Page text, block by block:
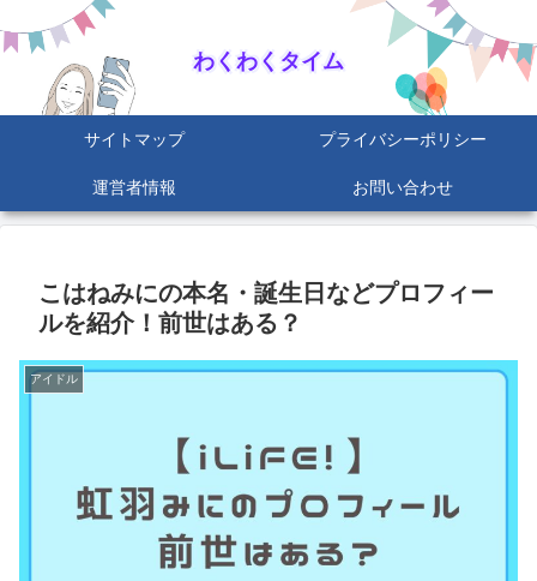
わくわくタイム
サイトマップ プライバシーポリシー
運営者情報 お問い合わせ
こはねみにの本名・誕生日などプロフィー
ルを紹介！前世はある？
アイドル